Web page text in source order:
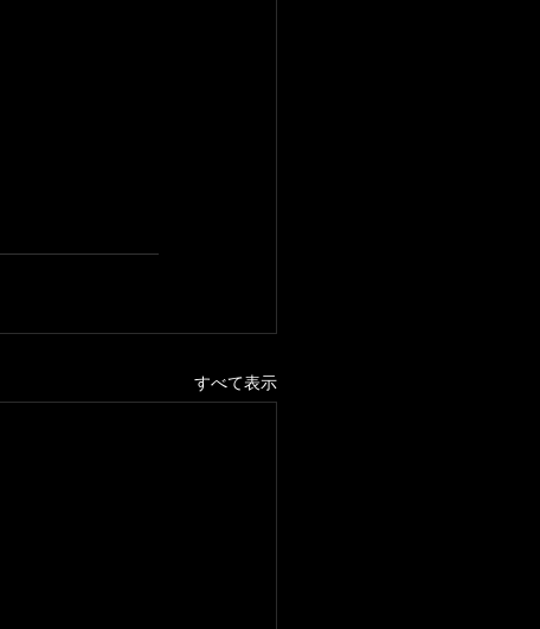
すべて表示